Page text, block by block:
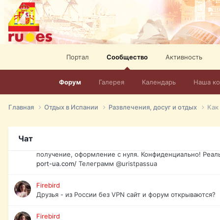
Портал Сообщество
Форум Галерея Календарь Наша
Активность
Главная Отдых в Испании Развлечения, досуг и отдых
Чат
спорт, HD. + Огромная видеотека + 10.000 фильмов и
сайта. Наш сайт: http://mir-tv.club/television-in-spain.html
David16
Книги
David16
Подскажите пожалуйста, как удалить свой аккаунт из
Юрист юа
получение, оформление с нуля. Конфиденциально!
port-ua.com/ Телеграмм @uristpassua
Firebird
Друзья - из России без VPN сайт и форум открываются?
Firebird